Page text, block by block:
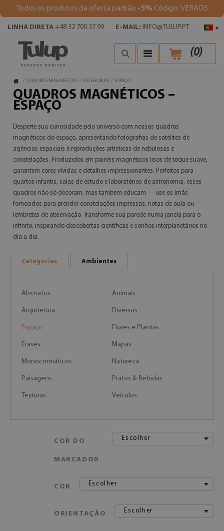
Todos os produtos da oferta padrão -5% Código: VERAO5
▾
LINHA DIRETA +48 32 700 37 99 E-MAIL: INFO@TULUP.PT
(0)
/ QUADROS MAGNÉTICOS / CATEGORIAS / ESPAÇO
QUADROS MAGNÉTICOS –
ESPAÇO
Desperte sua curiosidade pelo universo com nossos quadros
magnéticos do espaço, apresentando fotografias de satélites de
agências espaciais e reproduções artísticas de nebulosas e
constelações. Produzidos em painéis magnéticos lisos de toque suave,
garantem cores vívidas e detalhes impressionantes. Perfeitos para
quartos infantis, salas de estudo e laboratórios de astronomia, esses
quadros não só decoram, mas também educam — use os ímãs
fornecidos para prender constelações impressas, notas de aula ou
lembretes de observação. Transforme sua parede numa janela para o
infinito, inspirando descobertas científicas e sonhos interplanetários no
dia a dia.
Categorias Ambientes
Abstratos Animais
Arquitetura Diversos
Espaço Flores e Plantas
Frases Mapas
Monocromáticos Natureza
Paisagens Pratos & Bebidas
Texturas Veículos
COR DO
MARCADOR
Escolher
COR Escolher
ORIENTAÇÃO Escolher